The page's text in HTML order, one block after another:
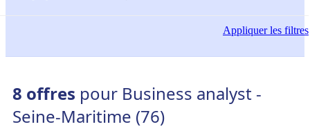
Appliquerles filtres
8 offres pour Business analyst -
Seine-Maritime (76)